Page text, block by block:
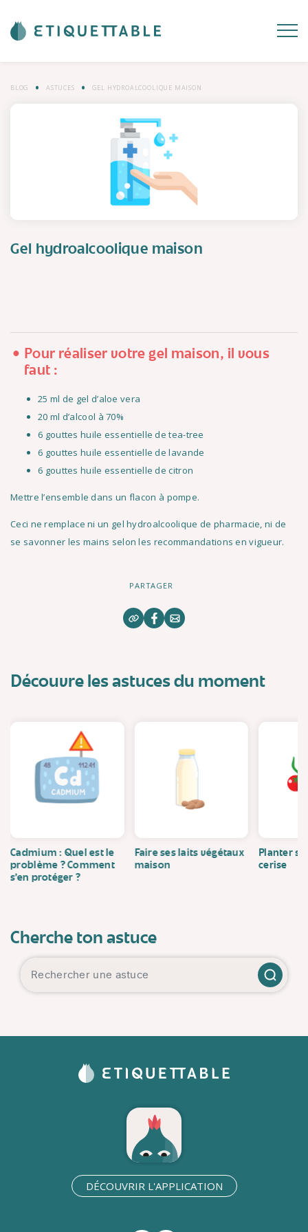
BLOG ASTUCES GEL HYDROALCOOLIQUE MAISON
Gel hydroalcoolique maison
Pour réaliser votre gel maison, il vous
faut :
25 ml de gel d’aloe vera
20 ml d’alcool à 70%
6 gouttes huile essentielle de tea-tree
6 gouttes huile essentielle de lavande
6 gouttes huile essentielle de citron
Mettre l’ensemble dans un flacon à pompe.
Ceci ne remplace ni un gel hydroalcoolique de pharmacie, ni de
se savonner les mains selon les recommandations en vigueur.
PARTAGER
Découvre les astuces du moment
Cadmium : Quel est le
problème ? Comment
s’en protéger ?
Faire ses laits végétaux
maison
Planter
cerise
Cherche ton astuce
DÉCOUVRIR L'APPLICATION